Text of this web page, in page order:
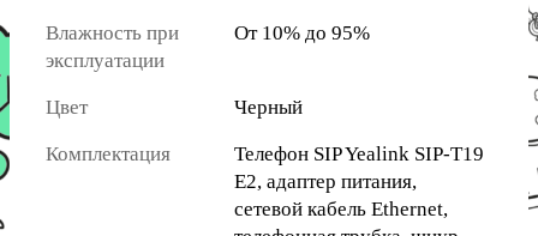
Влажность при
эксплуатации
От 10% до 95%
Цвет Черный
Комплектация
Телефон SIP Yealink SIP-T19
E2, адаптер питания,
сетевой кабель Ethernet,